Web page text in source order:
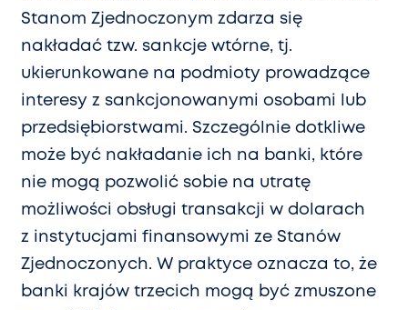
Stanom Zjednoczonym zdarza się
nakładać tzw. sankcje wtórne, tj.
ukierunkowane na podmioty prowadzące
interesy z sankcjonowanymi osobami lub
przedsiębiorstwami. Szczególnie dotkliwe
może być nakładanie ich na banki, które
nie mogą pozwolić sobie na utratę
możliwości obsługi transakcji w dolarach
z instytucjami finansowymi ze Stanów
Zjednoczonych. W praktyce oznacza to, że
banki krajów trzecich mogą być zmuszone